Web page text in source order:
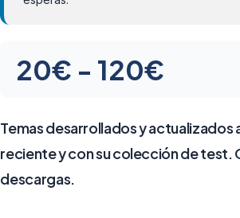
20€ - 120€
Temas desarrollados y actualizados
reciente y con su colección de test.
descargas.